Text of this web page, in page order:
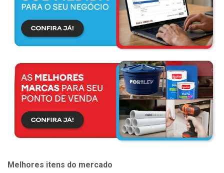
Melhores itens do mercado